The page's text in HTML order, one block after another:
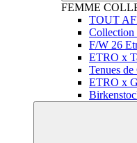
FEMME
TOUT
F/W 26
ETRO x
Tenues
ETRO x